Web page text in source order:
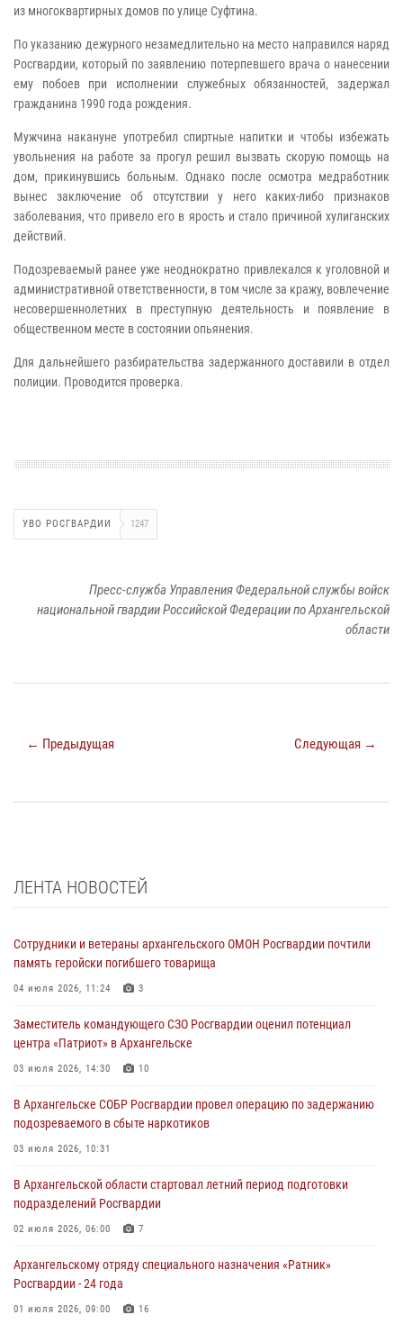
из многоквартирных домов по улице Суфтина.
По указанию дежурного незамедлительно на место направился наряд
Росгвардии, который по заявлению потерпевшего врача о нанесении
ему побоев при исполнении служебных обязанностей, задержал
гражданина 1990 года рождения.
Мужчина накануне употребил спиртные напитки и чтобы избежать
увольнения на работе за прогул решил вызвать скорую помощь на
дом, прикинувшись больным. Однако после осмотра медработник
вынес заключение об отсутствии у него каких-либо признаков
заболевания, что привело его в ярость и стало причиной хулиганских
действий.
Подозреваемый ранее уже неоднократно привлекался к уголовной и
административной ответственности, в том числе за кражу, вовлечение
несовершеннолетних в преступную деятельность и появление в
общественном месте в состоянии опьянения.
Для дальнейшего разбирательства задержанного доставили в отдел
полиции. Проводится проверка.
УВО РОСГВАРДИИ 1247
Пресс-служба Управления Федеральной службы войск
национальной гвардии Российской Федерации по Архангельской
области
← Предыдущая Следующая →
ЛЕНТА НОВОСТЕЙ
Сотрудники и ветераны архангельского ОМОН Росгвардии почтили
память геройски погибшего товарища
04 июля 2026, 11:24 3
Заместитель командующего СЗО Росгвардии оценил потенциал
центра «Патриот» в Архангельске
03 июля 2026, 14:30 10
В Архангельске СОБР Росгвардии провел операцию по задержанию
подозреваемого в сбыте наркотиков
03 июля 2026, 10:31
В Архангельской области стартовал летний период подготовки
подразделений Росгвардии
02 июля 2026, 06:00 7
Архангельскому отряду специального назначения «Ратник»
Росгвардии - 24 года
01 июля 2026, 09:00 16